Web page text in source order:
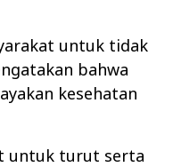
untuk tidak
bahwa
kesehatan
untuk turut serta